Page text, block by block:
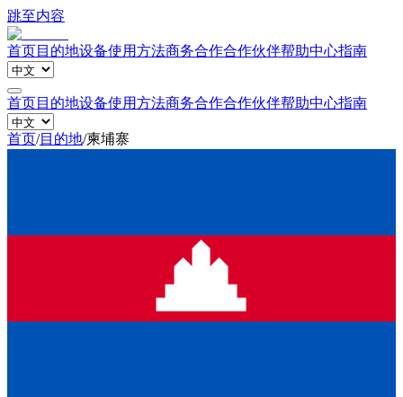
跳至内容
首页目的地设备使用方法商务合作合作伙伴帮助中心指南
首页目的地设备使用方法商务合作合作伙伴帮助中心指南
首页/目的地/柬埔寨